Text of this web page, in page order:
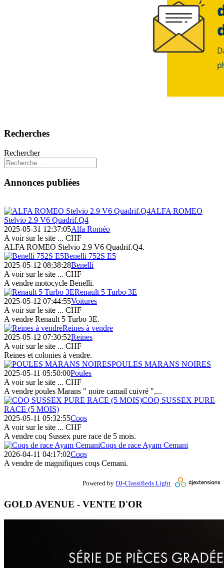
Recherches
Rechercher
Annonces publiées
ALFA ROMEO
Stelvio 2.9 V6 Quadrif.Q4
2025-05-31 12:37:05Alfa Roméo
A voir sur le site ... CHF
ALFA ROMEO Stelvio 2.9 V6 Quadrif.Q4.
Benelli 752S E5
2025-05-12 08:38:28Benelli
A voir sur le site ... CHF
A vendre motocycle Benelli.
Renault 5 Turbo 3E
2025-05-12 07:44:55Voitures
A voir sur le site ... CHF
A vendre Renault 5 Turbo 3E.
Reines à vendre
2025-05-12 07:30:52Reines
A voir sur le site ... CHF
Reines et colonies à vendre.
POULES MARANS NOIRES
2025-05-11 05:50:00Poules
A voir sur le site ... CHF
A vendre poules Marans " noire camail cuivré ",...
COQ SUSSEX PURE
RACE (5 MOIS)
2025-05-11 05:32:55Coqs
A voir sur le site ... CHF
A vendre coq Sussex pure race de 5 mois.
Coqs de race Ayam Cemani
2026-04-11 04:17:02Coqs
A vendre de magnifiques coqs Cemani.
Powered by DJ-Classifieds Light
GOLD AVENUE - VENTE D'OR